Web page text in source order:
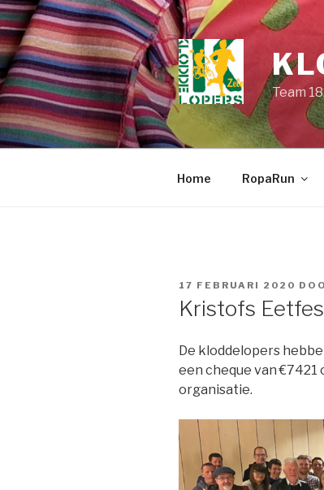
Spring
naar
de
inhoud
Team
Home RopaRun
GEPLAATST
17 FEBRUARI 2020
Kristofs
De kloddelopers
een cheque van €7421
organisatie.